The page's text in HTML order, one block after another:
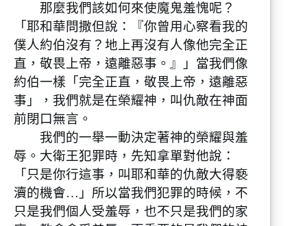
那麼我們該如何來使魔鬼羞愧呢？
「耶和華問撒但說：『你曾用心察看我的
僕人約伯沒有？地上再沒有人像他完全正
直，敬畏上帝，遠離惡事。』」當我們像
約伯一樣「完全正直，敬畏上帝，遠離惡
事」，我們就是在榮耀神，叫仇敵在神面
前閉口無言。
我們的一舉一動決定著神的榮耀與羞
辱。大衛王犯罪時，先知拿單對他說：
「只是你行這事，叫耶和華的仇敵大得褻
瀆的機會…」所以當我們犯罪的時候，不
只是我們個人受羞辱，也不只是我們的家